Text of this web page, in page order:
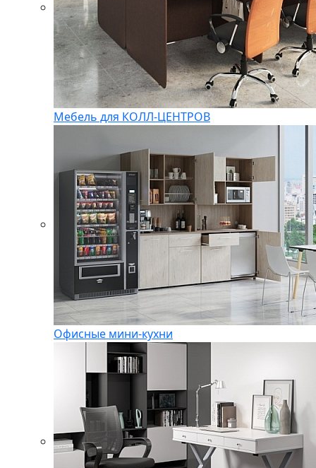
Мебель для КОЛЛ-ЦЕНТРОВ
Офисные мини-кухни